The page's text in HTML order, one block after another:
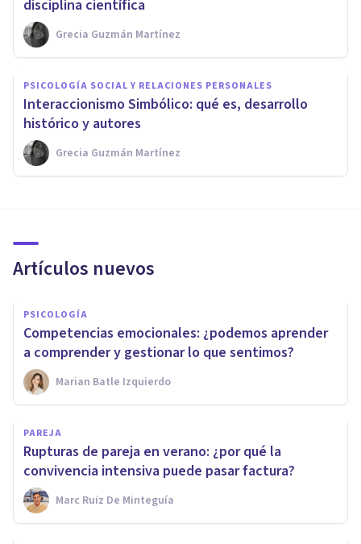
disciplina científica
Grecia Guzmán Martínez
PSICOLOGÍA SOCIAL Y RELACIONES PERSONALES
Interaccionismo Simbólico: qué es, desarrollo
histórico y autores
Grecia Guzmán Martínez
Artículos nuevos
PSICOLOGÍA
Competencias emocionales: ¿podemos aprender
a comprender y gestionar lo que sentimos?
Marian Batle Izquierdo
PAREJA
Rupturas de pareja en verano: ¿por qué la
convivencia intensiva puede pasar factura?
Marc Ruiz De Minteguía